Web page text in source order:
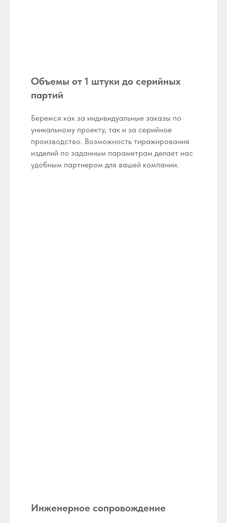
Объемы от 1 штуки до серийных
партий
Беремся как за индивидуальные заказы по
уникальному проекту, так и за серийное
производство. Возможность тиражирования
изделий по заданным параметрам делает нас
удобным партнером для вашей компании.
Инженерное сопровождение